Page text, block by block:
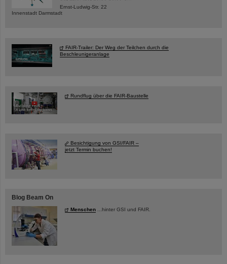
Ernst-Ludwig-Str. 22
Innenstadt Darmstadt
FAIR-Trailer: Der Weg der Teilchen durch die
Beschleunigeranlage
Rundflug über die FAIR-Baustelle
Besichtigung von GSI/FAIR –
jetzt Termin buchen!
Blog Beam On
Menschen ...hinter GSI und FAIR.